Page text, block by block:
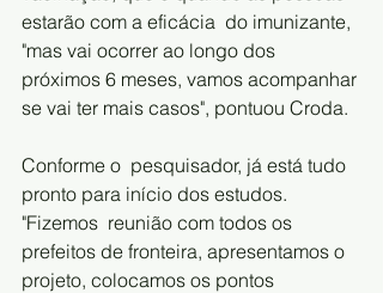
estarão com a eficácia  do imunizante,
"mas vai ocorrer ao longo dos
próximos 6 meses, vamos acompanhar
se vai ter mais casos", pontuou Croda.
Conforme o  pesquisador, já está tudo
pronto para início dos estudos.
"Fizemos  reunião com todos os
prefeitos de fronteira, apresentamos o
projeto, colocamos os pontos